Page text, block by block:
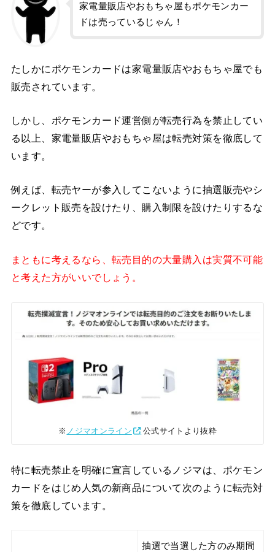
家電量販店やおもちゃ屋もポケモンカー
ドは売っているじゃん！
たしかにポケモンカードは家電量販店やおもちゃ屋でも
販売されています。
しかし、ポケモンカード運営側が転売行為を禁止してい
る以上、家電量販店やおもちゃ屋は転売対策を徹底して
います。
例えば、転売ヤーが参入してこないように抽選販売やシ
ークレット販売を設けたり、購入制限を設けたりするな
どです。
まともに考えるなら、転売目的の大量購入は実質不可能
と考えた方がいいでしょう。
※ ノジマオンライン 公式サイトより抜粋
特に転売禁止を明確に宣言しているノジマは、ポケモン
カードをはじめ人気の新商品について次のように転売対
策を徹底しています。
抽選で当選した方のみ期間